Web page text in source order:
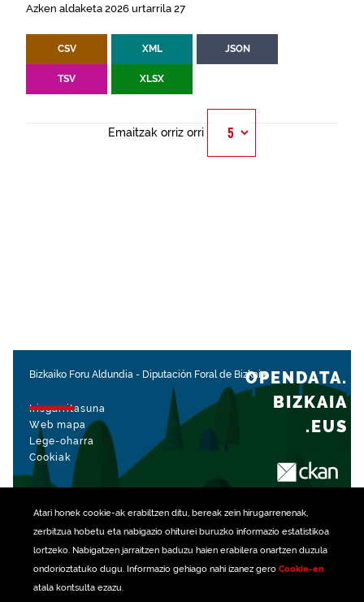
Atari honek cookie-ak erabiltzen ditu, bereak zein hirugarrenenak,
zerbitzua hobetu eta nabigazio ohiturei buruzko informazio estatistikoa
lortzeko. Nabigatzen jarraitzen baduzu haien erabilera onartzen duzula
ondorioztatuko dugu. Informazio gehiago nahi izanez gero Cookie-en
atala kontsulta ezazu.
Azken aldaketa 2026 urtarrila 27
CSV XML JSON
TSV XLSX
Emaitzak orriz orri
Bizkaiko Foru Aldundia - Diputación Foral de Bizkaia
Irisgarritasuna
Web mapa
Lege-oharra
Cookiak
OPENDATA.
BIZKAIA
.EUS